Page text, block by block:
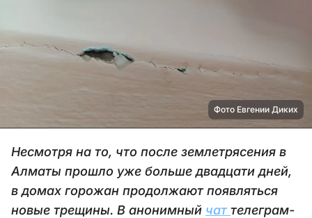
Фото Евгении Диких
Несмотря на то, что после землетрясения в
Алматы прошло уже больше двадцати дней,
в домах горожан продолжают появляться
новые трещины. В анонимный чаттелеграм-